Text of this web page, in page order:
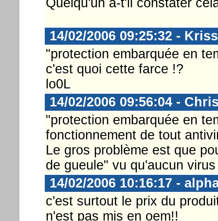
14/02/2006 09:25:32 - Kriss
"protection embarquée en
c'est quoi cette farce !?
lo0L
14/02/2006 09:56:04 -
"protection embarquée en
fonctionnement de tout
Le gros problème est que
de gueule" vu qu'aucun
14/02/2006 10:16:17 -
c'est surtout le prix du
n'est pas mis en oem!!